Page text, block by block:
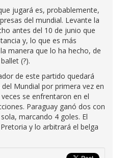
jugará es, probablemente,
del mundial. Levante la
antes del 10 de junio que
y, lo que es más
manera que lo ha hecho, de
(?).
de este partido quedará
Mundial por primera vez en
se enfrentaron en el
Paraguay ganó dos con
marcando 4 goles. El
y lo arbitrará el belga